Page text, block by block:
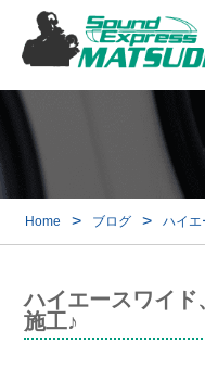
Home > ブログ > ハイエ
ハイエースワイ
施工♪